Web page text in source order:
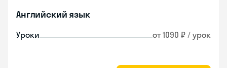
Английский язык
Уроки от 1090 ₽ / урок